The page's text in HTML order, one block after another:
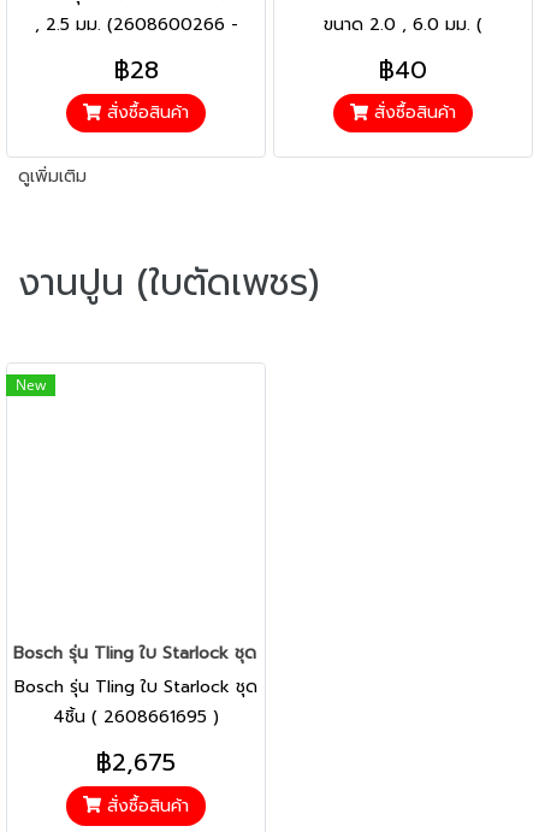
, 2.5 มม. (2608600266 -
2608600091)
฿28
สั่งซื้อสินค้า
ขนาด 2.0 , 6.0 มม. (
2608620690 - 2608602267
)
฿40
สั่งซื้อสินค้า
ดูเพิ่มเติม
งานปูน (ใบตัดเพชร)
New
Bosch รุ่น Tling ใบ Starlock ชุด 4ชิ้น ( 2608661695 )
Bosch รุ่น Tling ใบ Starlock ชุด
4ชิ้น ( 2608661695 )
฿2,675
สั่งซื้อสินค้า